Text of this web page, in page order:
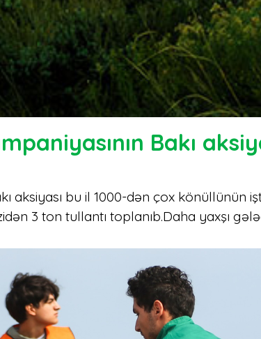
Bakı
aksiyası bu il 1000-dən çox könüllünün
3 ton tullantı toplanıb.Daha yaxşı